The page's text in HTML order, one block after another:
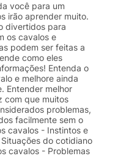
você para um
irão aprender muito.
divertidos para
os cavalos e
podem ser feitas a
como eles
Entenda o
e melhore ainda
Entender melhor
com que muitos
problemas,
facilmente sem o
cavalos - Instintos e
do cotidiano
cavalos - Problemas